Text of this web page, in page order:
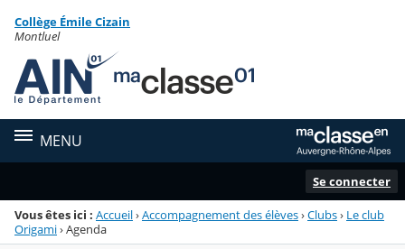
Menu de la rubrique
Contenu
Collège Émile Cizain
Montluel
MENU
Se connecter
Vous êtes ici : Accueil›Accompagnement des élèves›Clubs› Le club
Origami›Agenda